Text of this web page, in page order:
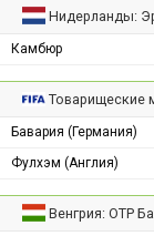
Нидерланды:
Камбюр
Товарищеские
Бавария (Германия)
Фулхэм (Англия)
Венгрия: ОТР